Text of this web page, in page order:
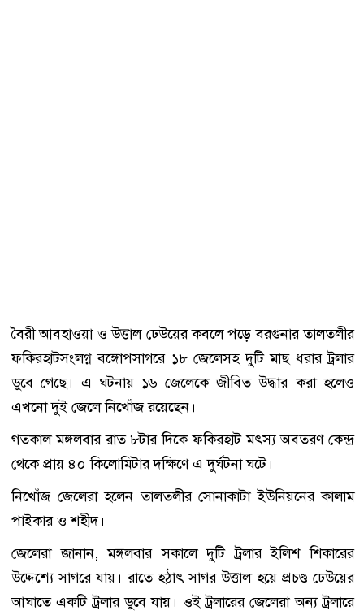
বৈরী আবহাওয়া ও উত্তাল ঢেউয়ের কবলে পড়ে বরগুনার তালতলীর
ফকিরহাটসংলগ্ন বঙ্গোপসাগরে ১৮ জেলেসহ দুটি মাছ ধরার ট্রলার
ডুবে গেছে। এ ঘটনায় ১৬ জেলেকে জীবিত উদ্ধার করা হলেও
এখনো দুই জেলে নিখোঁজ রয়েছেন।
গতকাল মঙ্গলবার রাত ৮টার দিকে ফকিরহাট মৎস্য অবতরণ কেন্দ্র
থেকে প্রায় ৪০ কিলোমিটার দক্ষিণে এ দুর্ঘটনা ঘটে।
নিখোঁজ জেলেরা হলেন তালতলীর সোনাকাটা ইউনিয়নের কালাম
পাইকার ও শহীদ।
জেলেরা জানান, মঙ্গলবার সকালে দুটি ট্রলার ইলিশ শিকারের
উদ্দেশ্যে সাগরে যায়। রাতে হঠাৎ সাগর উত্তাল হয়ে প্রচণ্ড ঢেউয়ের
আঘাতে একটি ট্রলার ডুবে যায়। ওই ট্রলারের জেলেরা অন্য ট্রলারে